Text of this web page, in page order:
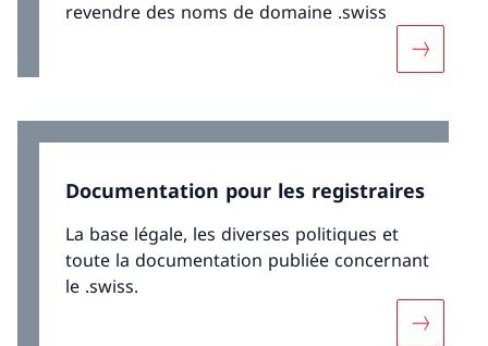
revendre des noms de domaine .swiss
Documentation pour les registraires
La base légale, les diverses politiques et
toute la documentation publiée concernant
le .swiss.